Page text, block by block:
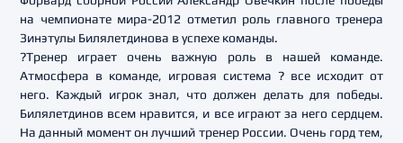
на чемпионате мира-2012 отметил роль главного тренера
Зинэтулы Билялетдинова в успехе команды.
?Тренер играет очень важную роль в нашей команде.
Атмосфера в команде, игровая система ? все исходит от
него. Каждый игрок знал, что должен делать для победы.
Билялетдинов всем нравится, и все играют за него сердцем.
На данный момент он лучший тренер России. Очень горд тем,